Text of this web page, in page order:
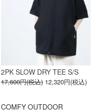
2PK SLOW DRY TEE S/S
17,600円(税込) 12,320円(税込)
COMFY OUTDOOR